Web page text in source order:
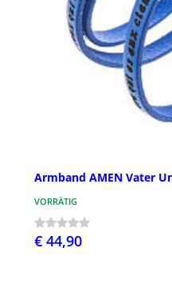
Armband AMEN Vater
VORRÄTIG
€ 44,90